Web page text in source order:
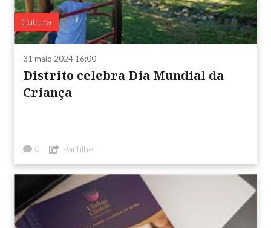
Cultura
31 maio 2024 16:00
Distrito celebra Dia Mundial da
Criança
0 Partilhe